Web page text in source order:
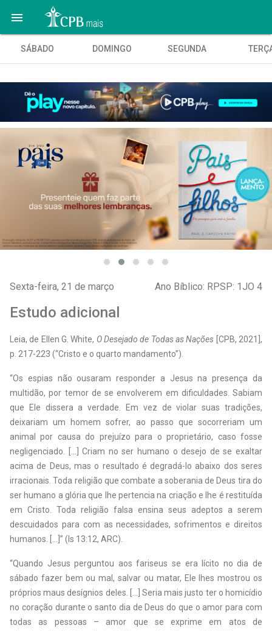

SÁBADO DOMINGO SEGUNDA
Sexta-feira, 21 de março Ano Bíblico: RPSP: 1JO 4
Estudo adicional
Leia, de Ellen G. White, O Desejado de Todas as Nações [CPB, 2021],
p. 217-223 (“Cristo e o quarto mandamento”).
“Os espias não ousaram responder a Jesus na presença da
multidão, por temor de se envolverem em dificuldades. Sabiam
que Ele dissera a verdade. Em vez de violar suas tradições,
deixariam um homem sofrer, ao passo que socorreriam um
animal por causa do prejuízo para o proprietário, caso fosse
negligenciado. [...] Criam no ser humano o desejo de se exaltar
acima de Deus, mas o resultado é degradá-lo abaixo dos seres
irracionais. Toda religião que combate a soberania de Deus tira do
ser humano a glória que lhe pertencia na criação e lhe é restituída
em Cristo. Toda religião falsa ensina seus adeptos a serem
descuidados para com as necessidades, sofrimentos e direitos
humanos. [...]” (Is 13:12, ARC).
“Quando Jesus perguntou aos fariseus se era lícito no dia de
sábado fazer bem ou mal, salvar ou matar, Ele lhes mostrou os
próprios maus desígnios deles. [...] Seria mais justo ter o homicídio
no coração durante o santo dia de Deus do que o amor para com
todas as pessoas – amor que se exprime em atos de